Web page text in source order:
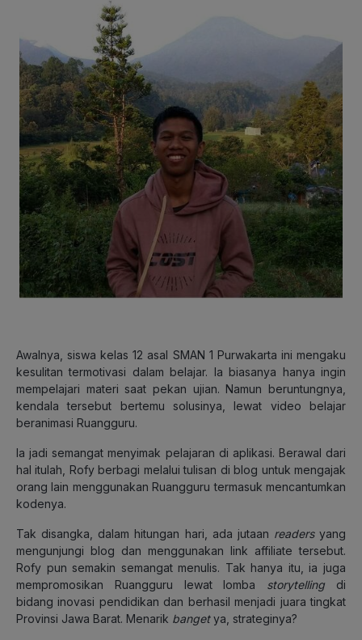
Awalnya, siswa kelas 12 asal SMAN 1 Purwakarta ini mengaku
kesulitan termotivasi dalam belajar. Ia biasanya hanya ingin
mempelajari materi saat pekan ujian. Namun beruntungnya,
kendala tersebut bertemu solusinya, lewat video belajar
beranimasi Ruangguru.
Ia jadi semangat menyimak pelajaran di aplikasi. Berawal dari
hal itulah, Rofy berbagi melalui tulisan di blog untuk mengajak
orang lain menggunakan Ruangguru termasuk mencantumkan
kodenya.
Tak disangka, dalam hitungan hari, ada jutaan readersyang
mengunjungi blog dan menggunakan link affiliate tersebut.
Rofy pun semakin semangat menulis. Tak hanya itu, ia juga
mempromosikan Ruangguru lewat lomba storytelling di
bidang inovasi pendidikan dan berhasil menjadi juara tingkat
Provinsi Jawa Barat. Menarik bangetya, strateginya?